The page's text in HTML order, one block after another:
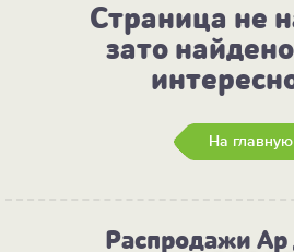
Страница не
зато
На главную
Распродажи Ар